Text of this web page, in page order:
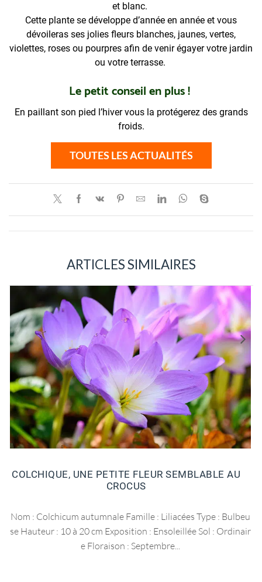
et blanc.
Cette plante se développe d’année en année et vous
dévoileras ses jolies fleurs blanches, jaunes, vertes,
violettes, roses ou pourpres afin de venir égayer votre jardin
ou votre terrasse.
Le petit conseil en plus !
En paillant son pied l’hiver vous la protégerez des grands
froids.
TOUTES LES ACTUALITÉS
ARTICLES SIMILAIRES
COLCHIQUE, UNE PETITE FLEUR SEMBLABLE AU
CROCUS
Nom : Colchicum autumnale Famille : Liliacées Type : Bulbeu
se Hauteur : 10 à 20 cm Exposition : Ensoleillée Sol : Ordinair
e Floraison : Septembre...